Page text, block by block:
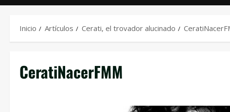
Inicio Artículos Cerati, el trovador alucinado
CeratiNacerFMM